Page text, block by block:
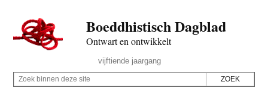
naar
de
inhoud
secondary
naar
de
sidebar
naar
de
Boeddhistisch Dagblad
Ontwart en ontwikkelt
Rechts
vijftiende jaargang
Z
Z